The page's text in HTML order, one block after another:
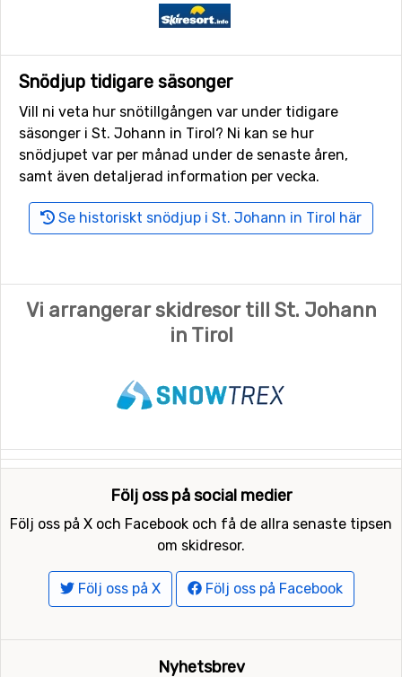
Snödjup tidigare säsonger
Vill ni veta hur snötillgången var under tidigare
säsonger i St. Johann in Tirol? Ni kan se hur
snödjupet var per månad under de senaste åren,
samt även detaljerad information per vecka.
Se historiskt snödjup i St. Johann in Tirol här
Vi arrangerar skidresor till St. Johann
in Tirol
Följ oss på social medier
Följ oss på X och Facebook och få de allra senaste tipsen
om skidresor.
Följ oss på X Följ oss på Facebook
Nyhetsbrev